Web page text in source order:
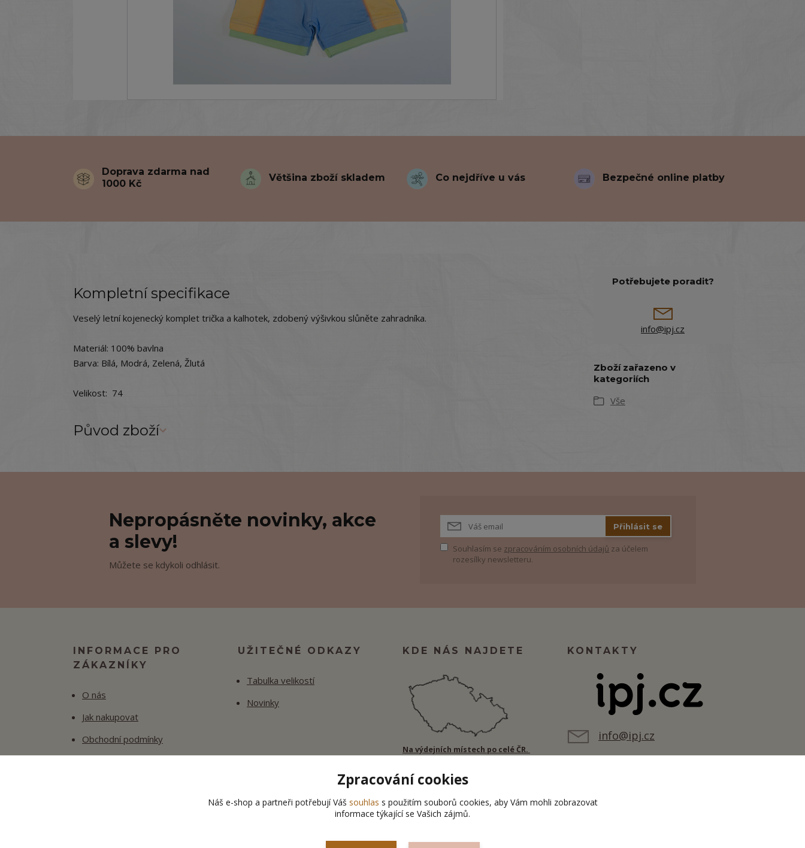
Doprava zdarma nad
1000 Kč
Většina zboží skladem Co nejdříve u vás Bezpečné online platby
Kompletní specifikace
Veselý letní kojenecký komplet trička a kalhotek, zdobený výšivkou slůněte zahradníka.
Materiál: 100% bavlna
Barva: Bílá, Modrá, Zelená, Žlutá
Velikost: 74
Původ zboží
Potřebujete poradit?
info@ipj.cz
Zboží zařazeno v
kategoriích
Vše
Nepropásněte novinky, akce
a slevy!
Můžete se kdykoli odhlásit.
Přihlásit se
Souhlasím se zpracováním osobních údajů za účelem
rozesílky newsletteru.
INFORMACE PRO
ZÁKAZNÍKY
O nás
Jak nakupovat
Obchodní podmínky
UŽITEČNÉ ODKAZY
Tabulka velikostí
Novinky
KDE NÁS NAJDETE
Na výdejních místech po celé ČR.
KONTAKTY
info@ipj.cz
Zpracování cookies
Náš e-shop a partneři potřebují Váš souhlas s použitím souborů cookies, aby Vám mohli zobrazovat
informace týkající se Vašich zájmů.